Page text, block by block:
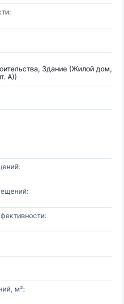
Здание (Жилой дом,
А))
м²: